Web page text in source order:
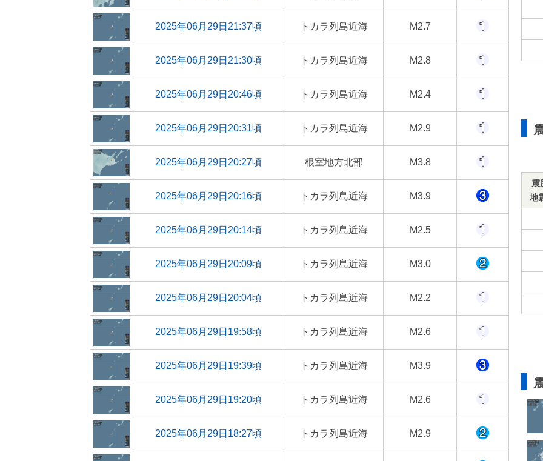
2025年06月29日21:37頃 トカラ列島近海 M2.7
2025年06月29日21:30頃 トカラ列島近海 M2.8
2025年06月29日20:46頃 トカラ列島近海 M2.4
2025年06月29日20:31頃 トカラ列島近海 M2.9
2025年06月29日20:27頃 根室地方北部 M3.8
2025年06月29日20:16頃 トカラ列島近海 M3.9
2025年06月29日20:14頃 トカラ列島近海 M2.5
2025年06月29日20:09頃 トカラ列島近海 M3.0
2025年06月29日20:04頃 トカラ列島近海 M2.2
2025年06月29日19:58頃 トカラ列島近海 M2.6
2025年06月29日19:39頃 トカラ列島近海 M3.9
2025年06月29日19:20頃 トカラ列島近海 M2.6
2025年06月29日18:27頃 トカラ列島近海 M2.9
震
地